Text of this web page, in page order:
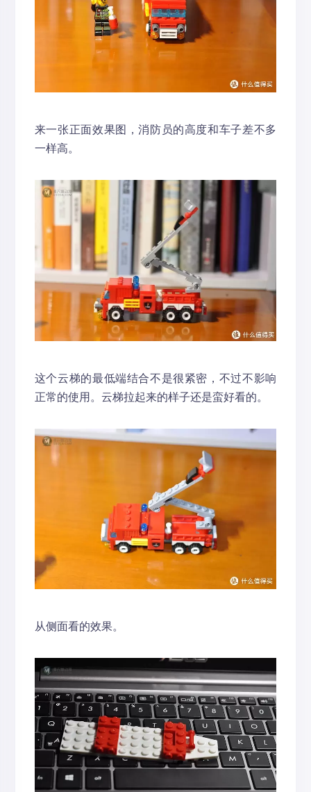
来一张正面效果图，消防员的高度和车子差不多
一样高。
这个云梯的最低端结合不是很紧密，不过不影响
正常的使用。云梯拉起来的样子还是蛮好看的。
从侧面看的效果。